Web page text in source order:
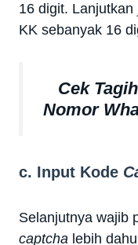
16 digit.
KK sebanyak 16
Cek
Nomor
c. Input Kode
Selanjutnya wajib
captcha lebih